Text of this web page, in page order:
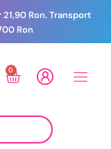
Ron. Transport
Ron
0